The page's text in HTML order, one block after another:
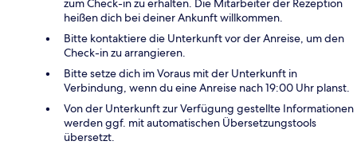
zum Check-in zu erhalten. Die Mitarbeiter der Rezeption
heißen dich bei deiner Ankunft willkommen.
Bitte kontaktiere die Unterkunft vor der Anreise, um den
Check-in zu arrangieren.
Bitte setze dich im Voraus mit der Unterkunft in
Verbindung, wenn du eine Anreise nach 19:00 Uhr planst.
Von der Unterkunft zur Verfügung gestellte Informationen
werden ggf. mit automatischen Übersetzungstools
übersetzt.